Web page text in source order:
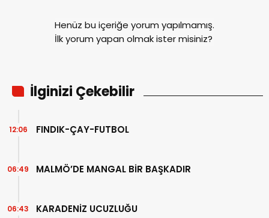
Henüz bu içeriğe yorum yapılmamış.
İlk yorum yapan olmak ister misiniz?
İlginizi Çekebilir
FINDIK-ÇAY-FUTBOL
12:06
MALMÖ’DE MANGAL BİR BAŞKADIR
06:49
KARADENİZ UCUZLUĞU
06:43